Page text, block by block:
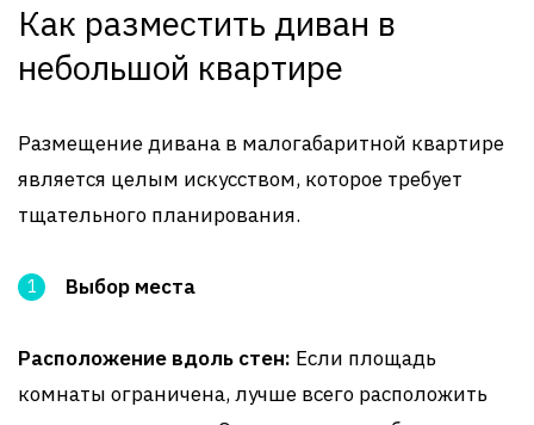
Как разместить диван в
небольшой квартире
Размещение дивана в малогабаритной квартире
является целым искусством, которое требует
тщательного планирования.
Выбор места
Расположение вдоль стен: Если площадь
комнаты ограничена, лучше всего расположить